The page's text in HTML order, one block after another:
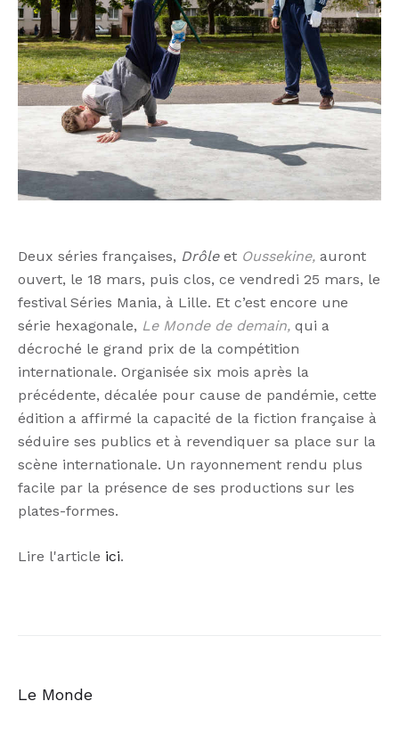
Deux séries françaises, Drôle et Oussekine, auront
ouvert, le 18 mars, puis clos, ce vendredi 25 mars, le
festival Séries Mania, à Lille. Et c’est encore une
série hexagonale, Le Monde de demain, qui a
décroché le grand prix de la compétition
internationale. Organisée six mois après la
précédente, décalée pour cause de pandémie, cette
édition a affirmé la capacité de la fiction française à
séduire ses publics et à revendiquer sa place sur la
scène internationale. Un rayonnement rendu plus
facile par la présence de ses productions sur les
plates-formes.
Lire l'article ici.
Le Monde